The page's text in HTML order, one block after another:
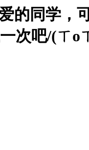
的同学，
次吧/(ㄒo